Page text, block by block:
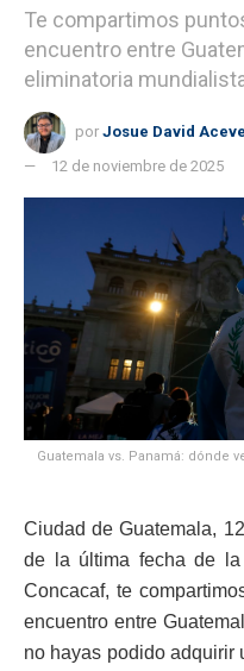
Te compartimos
encuentro entre
eliminatoria
por Josue David
12 de noviembre de 2025
Guatemala vs. Panamá: dónde
Ciudad de Guatemala,
de la última fecha de
Concacaf, te
encuentro entre
no hayas podido adquirir